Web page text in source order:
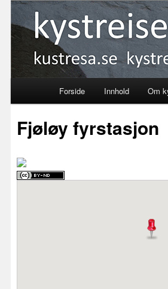
Kystreise
Skip
to
content
Forside Innhold Om
Fjøløy fyrstasjon